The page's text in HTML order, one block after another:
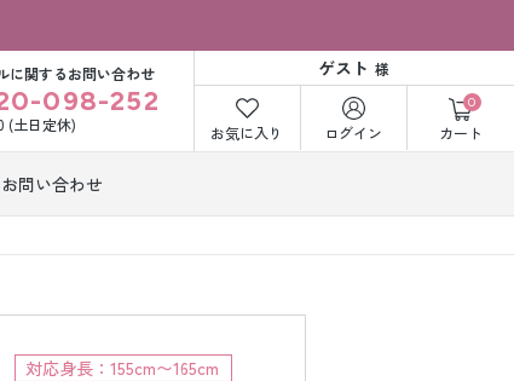
に関するお問い合わせ
098-252
(土日定休)
ゲスト 様
お気に入り ログイン
0
カート
お問い合わせ
ンタル
レンタル
紋付袴レンタル
対応身長：155cm〜165cm